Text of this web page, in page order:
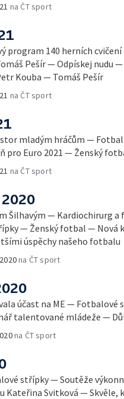
na ČT sport
program 140 herních
Pešír — Odpískej nudu
Kouba — Tomáš Pešír
na ČT sport
mladým hráčům —
pro Euro 2021 — Ženský
na ČT sport
Šilhavým — Kardiochirurg a
— Ženský fotbal — Nová
úspěchy našeho fotbalu
na ČT sport
účast na ME —
talentované mládeže —
na ČT sport
střípky — Soutěže
Kateřina Svitková — Skvěle,